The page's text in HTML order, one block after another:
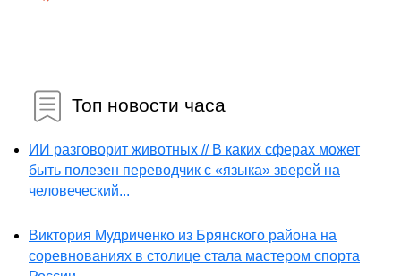
Топ новости часа
ИИ разговорит животных // В каких сферах может
быть полезен переводчик с «языка» зверей на
человеческий...
Виктория Мудриченко из Брянского района на
соревнованиях в столице стала мастером спорта